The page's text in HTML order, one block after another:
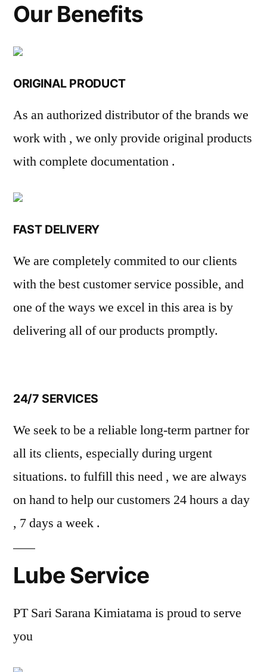
Our Benefits
ORIGINAL PRODUCT
As an authorized distributor of the brands we
work with , we only provide original products
with complete documentation .
FAST DELIVERY
We are completely commited to our clients
with the best customer service possible, and
one of the ways we excel in this area is by
delivering all of our products promptly.
24/7 SERVICES
We seek to be a reliable long-term partner for
all its clients, especially during urgent
situations. to fulfill this need , we are always
on hand to help our customers 24 hours a day
, 7 days a week .
Lube Service
PT Sari Sarana Kimiatama is proud to serve
you